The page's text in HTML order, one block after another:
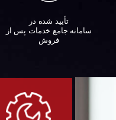
تأیید شده در
سامانه جامع خدمات پس از
فروش